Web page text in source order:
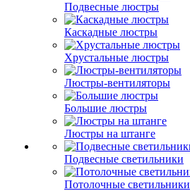
Подвесные люстры
Каскадные люстры
Хрустальные люстры
Люстры-вентиляторы
Большие люстры
Люстры на штанге
Подвесные светильники
Потолочные светильники